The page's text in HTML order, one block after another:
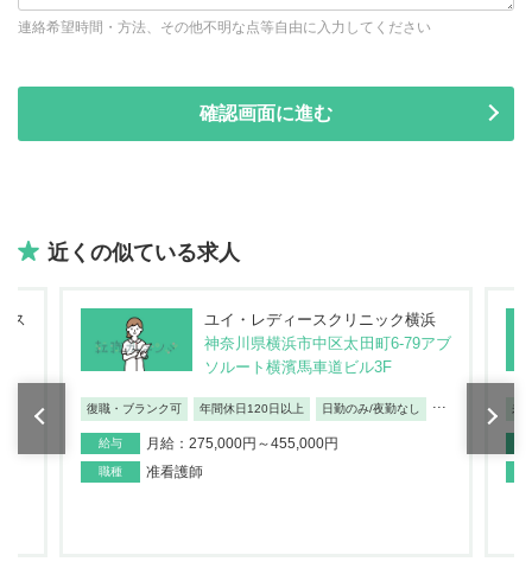
連絡希望時間・方法、その他不明な点等自由に入力してください
近くの似ている求人
ス
ユイ・レディースクリニック横浜
神奈川県横浜市中区太田町6-79アブ
ソルート横濱馬車道ビル3F
復職・ブランク可 年間休日120日以上 日勤のみ/夜勤なし
給与 月給：275,000円～455,000円
職種 准看護師
未